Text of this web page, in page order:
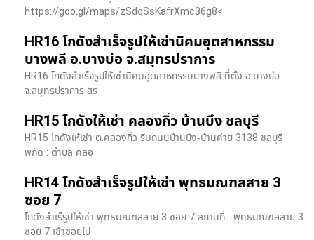
https://goo.gl/maps/zSdqSsKafrXmc36g8<
HR16 โกดังสำเร็จรูปให้เช่านิคมอุตสาหกรรม
บางพลี อ.บางบ่อ จ.สมุทรปราการ
HR16 โกดังสำเร็จรูปให้เช่านิคมอุตสาหกรรมบางพลี ที่ตั้ง อ.บางบ่อ
จ.สมุทรปราการ สร
HR15 โกดังให้เช่า คลองกิ่ว บ้านบึง ชลบุรี
HR15 โกดังให้เช่า ต.คลองกิ่ว ริมถนนบ้านบึง-บ้านค่าย 3138 ชลบุรี
พิกัด : ตำบล คลอ
HR14 โกดังสำเร็จรูปให้เช่า พุทธมณฑลสาย 3
ซอย 7
โกดังสำเร็รูปให้เช่า พุทธมณฑลสาย 3 ซอย 7 สถานที่ : พุทธมณฑลสาย 3
ซอย 7 เข้าซอยไป